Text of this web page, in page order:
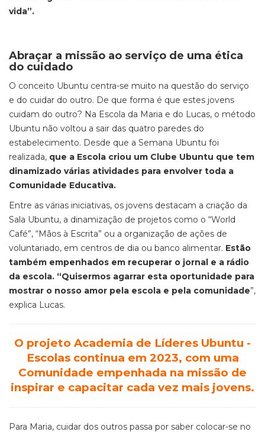
vida”.
Abraçar a missão ao serviço de uma ética
do cuidado
O conceito Ubuntu centra-se muito na questão do serviço
e do cuidar do outro. De que forma é que estes jovens
cuidam do outro? Na Escola da Maria e do Lucas, o método
Ubuntu não voltou a sair das quatro paredes do
estabelecimento. Desde que a Semana Ubuntu foi
realizada, que a Escola criou um Clube Ubuntu que tem
dinamizado várias atividades para envolver toda a
Comunidade Educativa.
Entre as várias iniciativas, os jovens destacam a criação da
Sala Ubuntu, a dinamização de projetos como o “World
Café”, “Mãos à Escrita” ou a organização de ações de
voluntariado, em centros de dia ou banco alimentar. Estão
também empenhados em recuperar o jornal e a rádio
da escola. “Quisermos agarrar esta oportunidade para
mostrar o nosso amor pela escola e pela comunidade”,
explica Lucas.
O projeto Academia de Líderes Ubuntu -
Escolas continua em 2023, com uma
Comunidade empenhada na missão de
inspirar e capacitar cada vez mais jovens.
Para Maria, cuidar dos outros passa por saber colocar-se no